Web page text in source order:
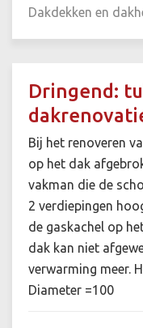
Dakdekken en
Dringend:
Bij het renoveren
op het dak
vakman die de
2 verdiepingen
de gaskachel op
dak kan niet
verwarming meer.
Diameter =100